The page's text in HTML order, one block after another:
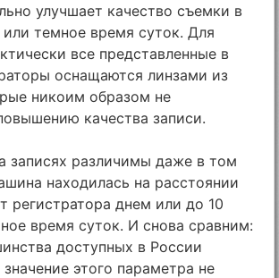
улучшает качество съемки в
темное время суток. Для
все представленные в
оснащаются линзами из
никоим образом не
качества записи.
записях различимы даже в том
находилась на расстоянии
регистратора днем или до 10
время суток. И снова сравним:
доступных в России
этого параметра не